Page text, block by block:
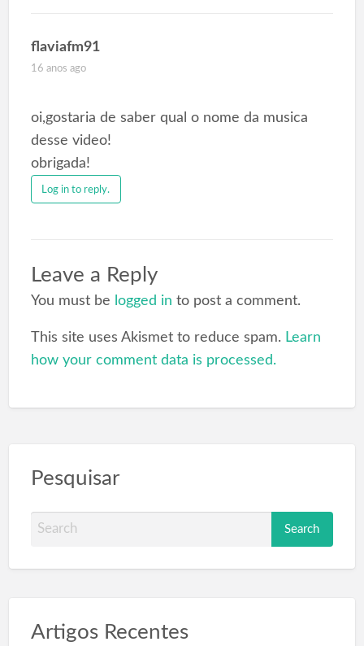
flaviafm91
16 anos ago
oi,gostaria de saber qual o nome da musica
desse video!
obrigada!
Log in to reply.
Leave a Reply
You must be logged in to post a comment.
This site uses Akismet to reduce spam. Learn
how your comment data is processed.
Pesquisar
a
h
Artigos Recentes